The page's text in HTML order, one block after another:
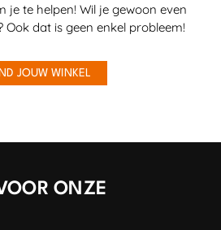
je te helpen! Wil je gewoon even
Ook dat is geen enkel probleem!
JOUW WINKEL
ONZE